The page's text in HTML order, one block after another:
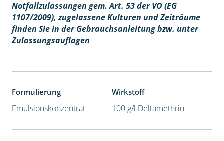
Notfallzulassungen gem. Art. 53 der VO (EG
1107/2009), zugelassene Kulturen und Zeiträume
finden Sie in der Gebrauchsanleitung bzw. unter
Zulassungsauflagen
Formulierung
Emulsionskonzentrat
Wirkstoff
100 g/l Deltamethrin